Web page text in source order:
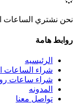
نحن نشتري الساعات
روابط هامة
الرئيسيه
شراء الساعات
شراء ساعات
المدونه
تواصل معنا